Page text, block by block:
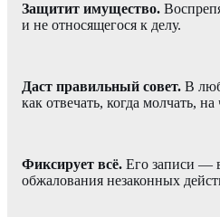
Защитит имущество.
и не относящегося к делу.
Даст правильный совет. В
как отвечать, когда молчать,
Фиксирует всё. Его записи —
обжалования незаконных